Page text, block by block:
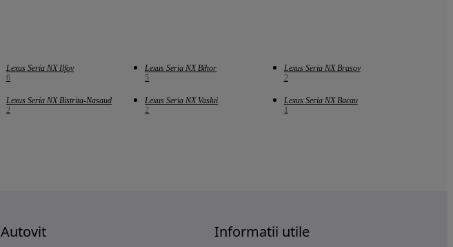
Lexus Seria NX Ilfov
6
Lexus Seria NX Bihor
5
Lexus Seria NX Brasov
2
Lexus Seria NX Bistrita-Nasaud
2
Lexus Seria NX Vaslui
2
Lexus Seria NX Bacau
1
Autovit Informatii utile